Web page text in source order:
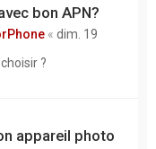
bon APN?
« dim. 19
?
appareil photo